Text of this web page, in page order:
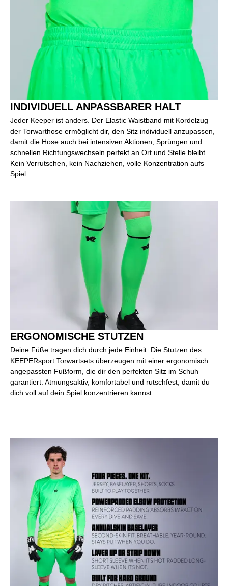
INDIVIDUELL ANPASSBARER HALT
Jeder Keeper ist anders. Der Elastic Waistband mit Kordelzug
der Torwarthose ermöglicht dir, den Sitz individuell anzupassen,
damit die Hose auch bei intensiven Aktionen, Sprüngen und
schnellen Richtungswechseln perfekt an Ort und Stelle bleibt.
Kein Verrutschen, kein Nachziehen, volle Konzentration aufs
Spiel.
ERGONOMISCHE STUTZEN
Deine Füße tragen dich durch jede Einheit. Die Stutzen des
KEEPERsport Torwartsets überzeugen mit einer ergonomisch
angepassten Fußform, die dir den perfekten Sitz im Schuh
garantiert. Atmungsaktiv, komfortabel und rutschfest, damit du
dich voll auf dein Spiel konzentrieren kannst.